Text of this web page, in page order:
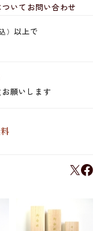
いてお問い合わせ
） 以上で
願いします